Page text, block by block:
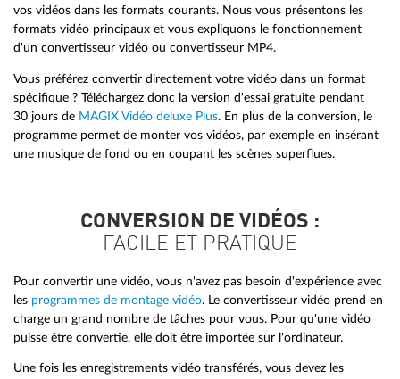
vos vidéos dans les formats courants. Nous vous présentons les
formats vidéo principaux et vous expliquons le fonctionnement
d'un convertisseur vidéo ou convertisseur MP4.
Vous préférez convertir directement votre vidéo dans un format
spécifique ? Téléchargez donc la version d'essai gratuite pendant
30 jours de MAGIX Vidéo deluxe Plus. En plus de la conversion, le
programme permet de monter vos vidéos, par exemple en insérant
une musique de fond ou en coupant les scènes superflues.
CONVERSION DE VIDÉOS :
FACILE ET PRATIQUE
Pour convertir une vidéo, vous n'avez pas besoin d'expérience avec
les programmes de montage vidéo. Le convertisseur vidéo prend en
charge un grand nombre de tâches pour vous. Pour qu'une vidéo
puisse être convertie, elle doit être importée sur l'ordinateur.
Une fois les enregistrements vidéo transférés, vous devez les